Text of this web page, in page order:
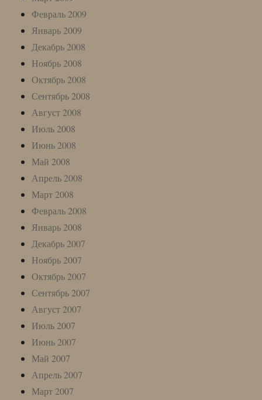
Февраль 2009
Январь 2009
Декабрь 2008
Ноябрь 2008
Октябрь 2008
Сентябрь 2008
Август 2008
Июль 2008
Июнь 2008
Май 2008
Апрель 2008
Март 2008
Февраль 2008
Январь 2008
Декабрь 2007
Ноябрь 2007
Октябрь 2007
Сентябрь 2007
Август 2007
Июль 2007
Июнь 2007
Май 2007
Апрель 2007
Март 2007